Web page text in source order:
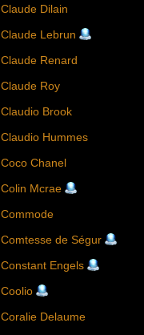
Claude Dilain
Claude Lebrun
Claude Renard
Claude Roy
Claudio Brook
Claudio Hummes
Coco Chanel
Colin Mcrae
Commode
Comtesse de Ségur
Constant Engels
Coolio
Coralie Delaume